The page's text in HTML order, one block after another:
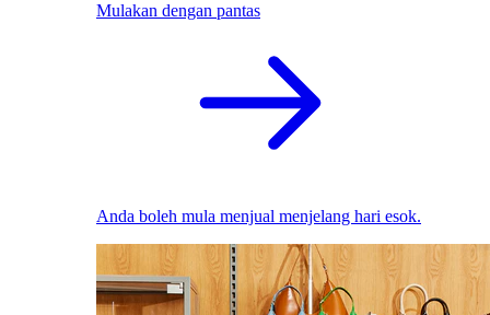
Mulakan dengan pantas
Anda boleh mula menjual menjelang hari esok.